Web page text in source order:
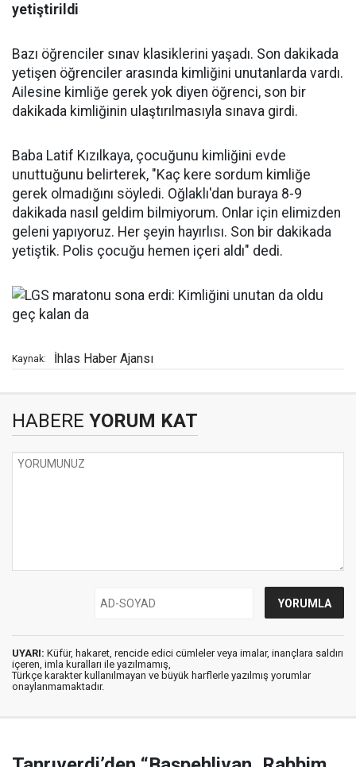
yetiştirildi
Bazı öğrenciler sınav klasiklerini yaşadı. Son dakikada
yetişen öğrenciler arasında kimliğini unutanlarda vardı.
Ailesine kimliğe gerek yok diyen öğrenci, son bir
dakikada kimliğinin ulaştırılmasıyla sınava girdi.
Baba Latif Kızılkaya, çocuğunu kimliğini evde
unuttuğunu belirterek, "Kaç kere sordum kimliğe
gerek olmadığını söyledi. Oğlaklı'dan buraya 8-9
dakikada nasıl geldim bilmiyorum. Onlar için elimizden
geleni yapıyoruz. Her şeyin hayırlısı. Son bir dakikada
yetiştik. Polis çocuğu hemen içeri aldı" dedi.
Kaynak: İhlas Haber Ajansı
HABERE YORUM KAT
UYARI: Küfür, hakaret, rencide edici cümleler veya imalar, inançlara saldırı
içeren, imla kuralları ile yazılmamış,
Türkçe karakter kullanılmayan ve büyük harflerle yazılmış yorumlar
onaylanmamaktadır.